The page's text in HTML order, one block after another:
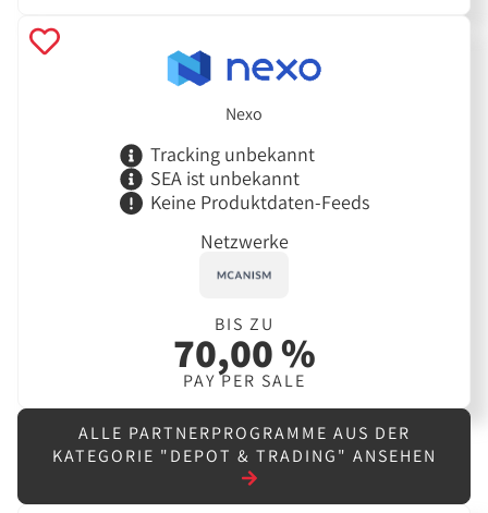
Nexo
Tracking unbekannt
SEA ist unbekannt
Keine Produktdaten-Feeds
Netzwerke
BIS ZU
70,00 %
PAY PER SALE
ALLE PARTNERPROGRAMME AUS DER
KATEGORIE "DEPOT & TRADING" ANSEHEN